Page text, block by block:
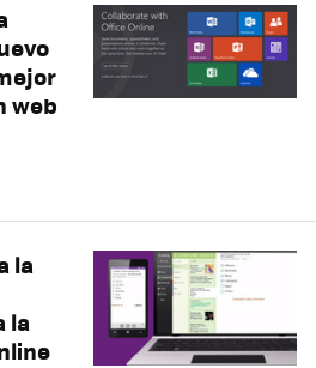
web
la
la